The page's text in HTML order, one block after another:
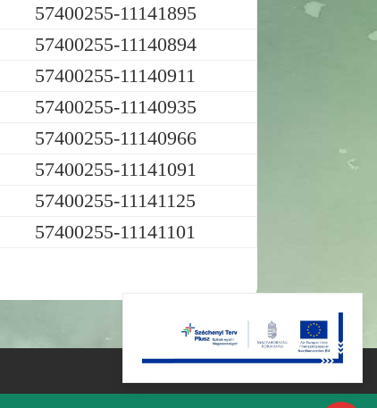
57400255-11141895
57400255-11140894
57400255-11140911
57400255-11140935
57400255-11140966
57400255-11141091
57400255-11141125
57400255-11141101